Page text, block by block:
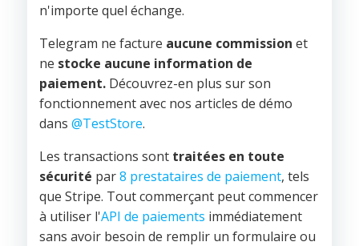
n'importe quel échange.
Telegram ne facture aucune commission et
ne stocke aucune information de
paiement. Découvrez-en plus sur son
fonctionnement avec nos articles de démo
dans @TestStore.
Les transactions sont traitées en toute
sécurité par8 prestataires de paiement, tels
que Stripe. Tout commerçant peut commencer
à utiliser l'API de paiements immédiatement
sans avoir besoin de remplir un formulaire ou